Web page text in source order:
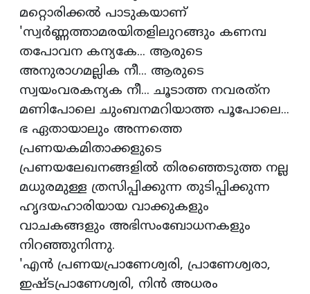
മറ്റൊരിക്കല്‍ പാടുകയാണ്
'സ്വര്‍ണ്ണത്താമരയിതളിലുറങ്ങും കണമ്പ
തപോവന കന്യകേ... ആരുടെ
അനുരാഗമല്ലിക നീ... ആരുടെ
സ്വയംവരകന്യക നീ... ചൂടാത്ത നവരത്‌ന
മണിപോലെ ചുംബനമറിയാത്ത പൂപോലെ...
ഭ ഏതായാലും അന്നത്തെ
പ്രണയകമിതാക്കളുടെ
പ്രണയലേഖനങ്ങളില്‍ തിരഞ്ഞെടുത്ത നല്ല
മധുരമുള്ള ത്രസിപ്പിക്കുന്ന തുടിപ്പിക്കുന്ന
ഹൃദയഹാരിയായ വാക്കുകളും
വാചകങ്ങളും അഭിസംബോധനകളും
നിറഞ്ഞുനിന്നു.
'എന്‍ പ്രണയപ്രാണേശ്വരി, പ്രാണേശ്വരാ,
ഇഷ്ടപ്രാണേശ്വരി, നിന്‍ അധരം